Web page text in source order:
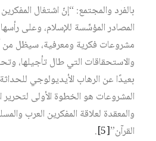
بالفرد والمجتمع: “إنّ اشتغال
المصادر المؤسِّسة للإسلام، وعلى
مشروعات فكرية ومعرفية، سيظل من
والاستحقاقات التي طال تأجيلها،
بعيدًا عن الرهاب الأيديولوجي
المشروعات هو الخطوة الأولى لتحرير
والمعقدة لعلاقة المفكرين العرب
القرآن”[5]
.